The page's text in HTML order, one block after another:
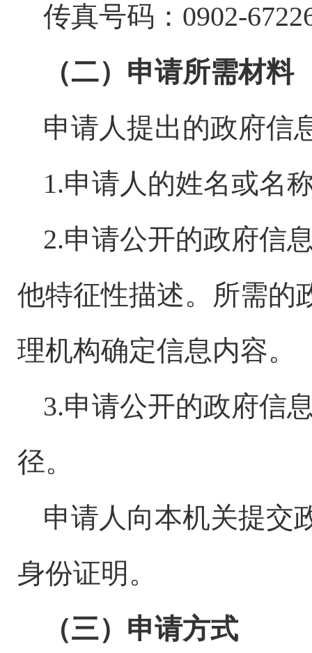
传真号码： 0902-6722
（二）申请所需材料
申请人提出的政府信
1.申请人的姓名或名
2.申请公开的政府信
他特征性描述。所需的
理机构确定信息内容。
3.申请公开的政府信
径。
申请人向本机关提交
身份证明。
（三）申请方式